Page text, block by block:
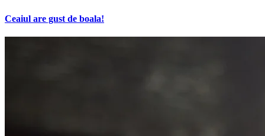
Ceaiul are gust de boala!